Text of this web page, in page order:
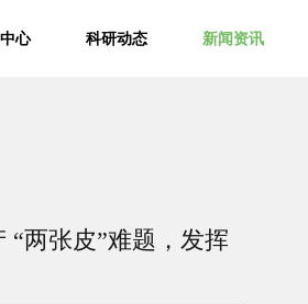
心 科研动态 新闻资讯
两张皮”难题，发挥